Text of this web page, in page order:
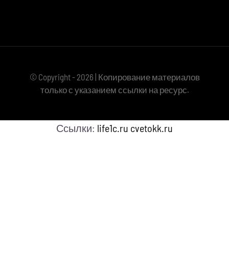
© Copyright - 2026 | Копирование материалов
только с указанием ссылки на ресурс.
Ссылки: life1c.ru cvetokk.ru